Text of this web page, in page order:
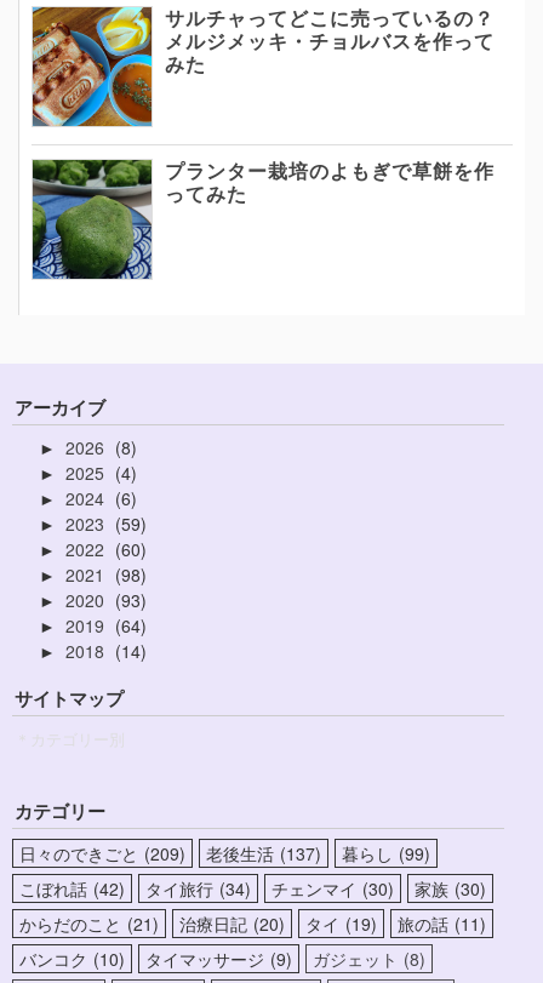
サルチャってどこに売っているの？
メルジメッキ・チョルバスを作って
みた
プランター栽培のよもぎで草餅を作
ってみた
アーカイブ
► 2026 8
► 2025 4
► 2024 6
► 2023 59
► 2022 60
► 2021 98
► 2020 93
► 2019 64
► 2018 14
サイトマップ
＊カテゴリー別
カテゴリー
日々のできごと 209 老後生活 137 暮らし 99
こぼれ話 42 タイ旅行 34 チェンマイ 30 家族 30
からだのこと
21 治療日記 20 タイ 19 旅の話 11
バンコク
10 タイマッサージ 9 ガジェット
8